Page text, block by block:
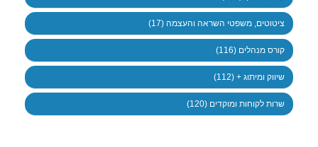
ציטוטים, משפטי השראה והעצמה (17)
קורס מנהלים (116)
שיווק ומיתוג + (112)
שרות לקוחות ומוקדים (120)